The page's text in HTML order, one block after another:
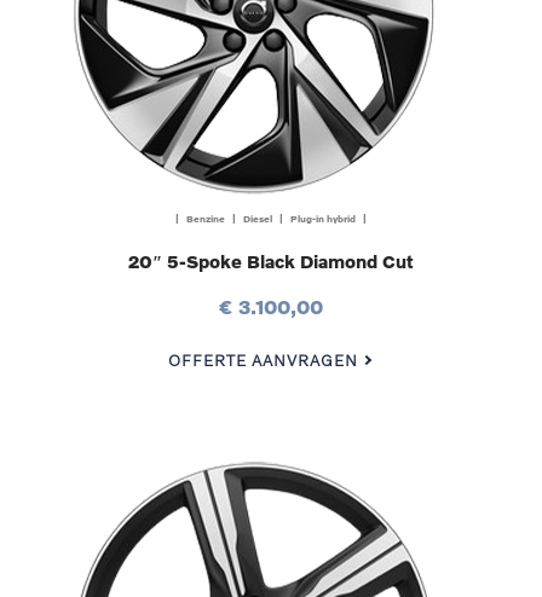
| Benzine | Diesel | Plug-in hybrid |
20″ 5-Spoke Black Diamond Cut
€ 3.100,00
OFFERTE AANVRAGEN